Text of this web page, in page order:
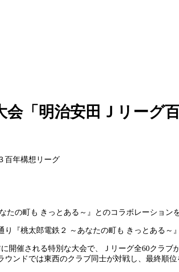
会「明治安田Ｊリーグ
百年構想リーグ
の町も きっとある～』とのコラボレーション
『桃太郎電鉄２ ～あなたの町も きっとある～
開催される特別な大会で、Ｊリーグ全60クラ
ンドでは東西のクラブ同士が対戦し、最終順位